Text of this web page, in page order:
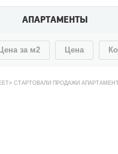
АПАРТАМЕНТЫ
Цена за м2 Цена
СТАРТОВАЛИ ПРОДАЖИ